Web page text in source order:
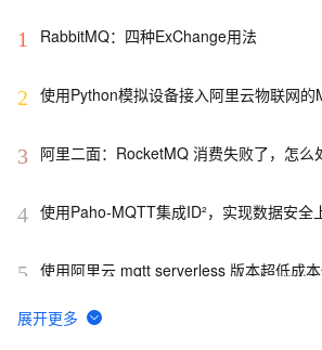
1 RabbitMQ：四种ExChange用法
2 使用Python模拟设备接入阿里云物联网的
3 阿里二面：RocketMQ 消费失败了，怎么
4 使用Paho-MQTT集成ID²，实现数据安全
5 使用阿里云 mqtt serverless 版本超低成
6
RabbitMQ——使用Exchange中的topic交